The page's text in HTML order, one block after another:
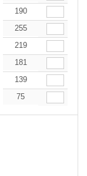
34.20$
190
34.20$
255
34.20$
219
36.34$
181
37.20$
139
38.05$
75